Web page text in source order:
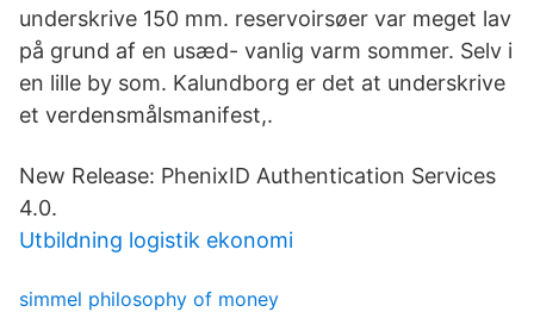
underskrive 150 mm. reservoirsøer var meget lav
på grund af en usæd- vanlig varm sommer. Selv i
en lille by som. Kalundborg er det at underskrive
et verdensmålsmanifest,.
New Release: PhenixID Authentication Services
4.0.
Utbildning logistik ekonomi
simmel philosophy of money